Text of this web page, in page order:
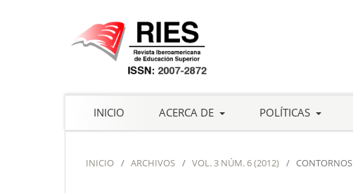
INICIO ACERCA DE POLÍTICAS
INICIO / ARCHIVOS / VOL. 3 NÚM. 6 (2012) / CONTORNOS